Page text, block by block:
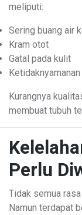
meliputi:
Sering buang air
Kram otot
Gatal pada kulit
Kurangnya
membuat tubuh
Perlu
Tidak semua
Namun terdapat